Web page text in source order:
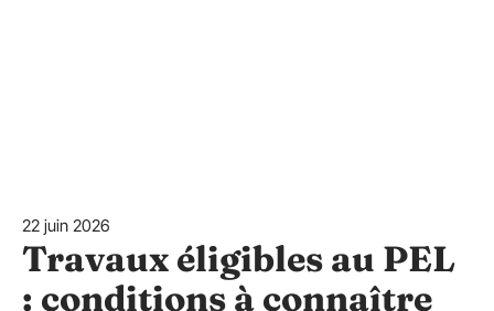
22 juin 2026
Travaux éligibles au PEL
: conditions à connaître